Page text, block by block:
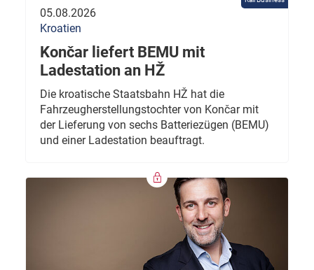
05.08.2026
Kroatien
Končar liefert BEMU mit
Ladestation an HŽ
Die kroatische Staatsbahn HŽ hat die
Fahrzeugherstellungstochter von Končar mit
der Lieferung von sechs Batteriezügen (BEMU)
und einer Ladestation beauftragt.